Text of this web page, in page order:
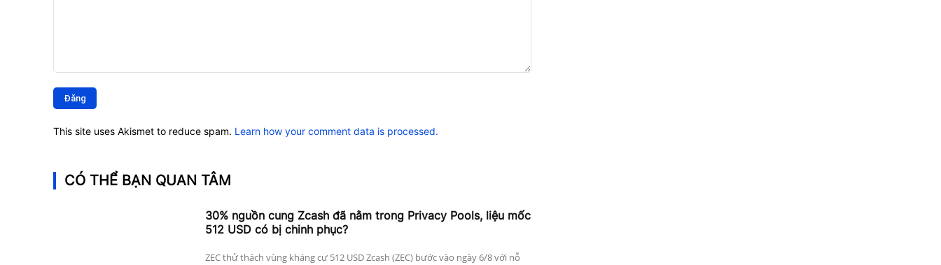
luận:
This site uses Akismet to reduce spam. Learn how your comment data is processed.
CÓ THỂ BẠN QUAN TÂM
30% nguồn cung Zcash đã nằm trong Privacy Pools, liệu mốc
512 USD có bị chinh phục?
ZEC thử thách vùng kháng cự 512 USD Zcash (ZEC) bước vào ngày 6/8 với nỗ